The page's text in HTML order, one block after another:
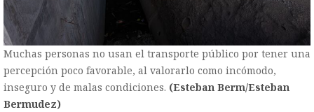
Muchas personas no usan el transporte público por tener una
percepción poco favorable, al valorarlo como incómodo,
inseguro y de malas condiciones. (Esteban Berm/Esteban
Bermudez)